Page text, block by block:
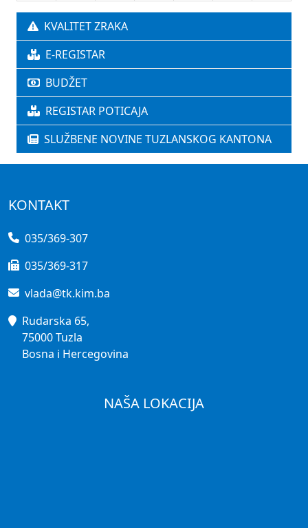
KVALITET ZRAKA
E-REGISTAR
BUDŽET
REGISTAR POTICAJA
SLUŽBENE NOVINE TUZLANSKOG KANTONA
KONTAKT
035/369-307
035/369-317
vlada@tk.kim.ba
Rudarska 65,
75000 Tuzla
Bosna i Hercegovina
NAŠA LOKACIJA